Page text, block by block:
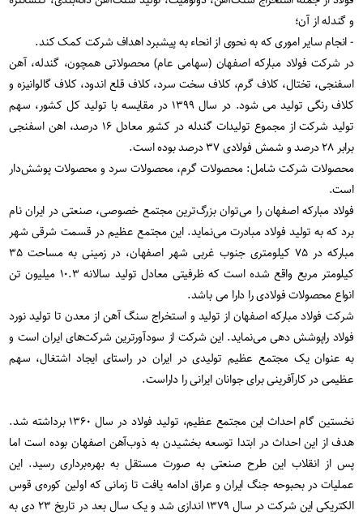
و گندله از آن؛
- انجام سایر اموری که به نحوی از انحاء به پیشبرد اهداف شرکت کمک کند.
در شرکت فولاد مبارکه اصفهان (سهامی عام) محصولاتی همچون، گندله، آهن
اسفنجی، تختال، کلاف گرم، کلاف سخت سرد، کلاف قلع اندود، کلاف گالوانیزه و
کلاف رنگی تولید می شود. در سال ۱۳۹۹ در مقایسه با تولید کل کشور، سهم
تولید شرکت از مجموع تولیدات گندله در کشور معادل ۱۶ درصد، اهن اسفنجی
برابر ۲۸ درصد و شمش فولادی ۳۷ درصد بوده است.
محصولات شرکت شامل: محصولات گرم، محصولات سرد و محصولات پوشش‌دار
است.
فولاد مبارکه‌ اصفهان را می‌توان بزرگ‌ترین مجتمع خصوصی، صنعتی در ایران نام
برد که به تولید فولاد مبادرت می‌نماید. این مجتمع عظیم در قسمت شرقی شهر
مبارکه در ۷۵ کیلومتری جنوب غربی شهر اصفهان، در زمینی به مساحت ۳۵
کیلومتر مربع واقع شده است که ظرفیتی معادل تولید سالانه ۱۰.۳ میلیون تن
انواع محصولات فولادی را دارا می باشد.
شرکت فولاد مبارکه اصفهان از تولید و استخراج سنگ آهن از معدن تا تولید نورد
فولاد راپوشش دهی می‌نماید. این شرکت از سودآورترین شرکت‌های ایران است و
به عنوان یک مجتمع عظیم تولیدی در ایران در راستای ایجاد اشتغال، سهم
عظیمی در کارآفرینی برای جوانان ایرانی را داراست.
نخستین گام احداث این مجتمع عظیم، تولید فولاد در سال ۱۳۶۰ برداشته شد.
هدف از این احداث در ابتدا توسعه بخشیدن به ذوب‌آهن اصفهان بوده است اما
پس از انقلاب این طرح صنعتی به صورت مستقل به بهره‌برداری رسید. این
عملیات در بحبوحه جنگ ایران و عراق ادامه یافت تا زمانی که اولین کوره‌ی قوس
الکتریکی این شرکت در سال ۱۳۷۹ اندازی شد و یک سال بعد در تاریخ ۲۳ دی به